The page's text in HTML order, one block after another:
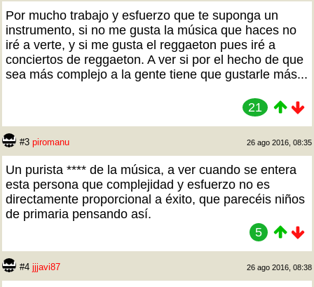
Por mucho trabajo y esfuerzo que te suponga un
instrumento, si no me gusta la música que haces no
iré a verte, y si me gusta el reggaeton pues iré a
conciertos de reggaeton. A ver si por el hecho de que
sea más complejo a la gente tiene que gustarle más...
21
#3 piromanu 26 ago 2016, 08:35
Un purista **** de la música, a ver cuando se entera
esta persona que complejidad y esfuerzo no es
directamente proporcional a éxito, que parecéis niños
de primaria pensando así.
5
#4 jjjavi87 26 ago 2016, 08:38